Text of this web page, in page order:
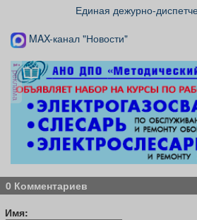
Единая дежурно-
MAX-канал "Новости"
реклама
0 Комментариев
Имя: